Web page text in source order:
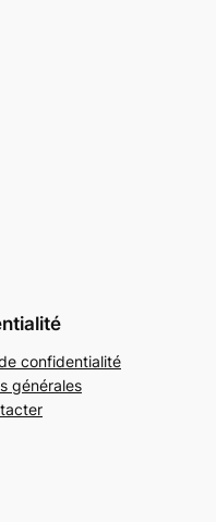
confidentialité
générales